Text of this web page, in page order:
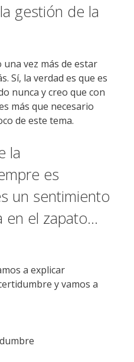
gestión de la
una vez más de estar
Sí, la verdad es que es
nunca y creo que con
más que necesario
de este tema.
la
es
un sentimiento
en el zapato…
a explicar
y vamos a